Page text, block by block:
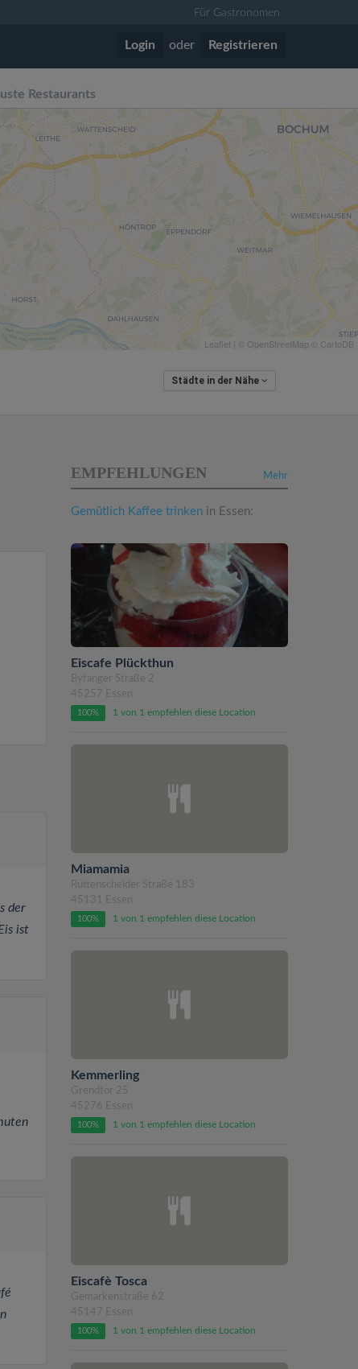
Für Gastronomen
Login oder Registrieren
Restaurants
Leaflet | © OpenStreetMap © CartoDB
Städte in der Nähe
der
ist
Mehr
EMPFEHLUNGEN
Gemütlich Kaffee trinken in Essen:
Eiscafe Plückthun
Byfanger Straße 2
45257 Essen
100% 1 von 1 empfehlen diese Location
Miamamia
Rüttenscheider Straße 183
45131 Essen
100% 1 von 1 empfehlen diese Location
Kemmerling
Grendtor 25
45276 Essen
100% 1 von 1 empfehlen diese Location
Eiscafè Tosca
Gemarkenstraße 62
45147 Essen
100% 1 von 1 empfehlen diese Location